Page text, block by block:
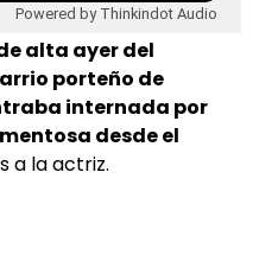
Powered by Thinkindot Audio
alta ayer del
porteño de
internada por
desde el
a la actriz.